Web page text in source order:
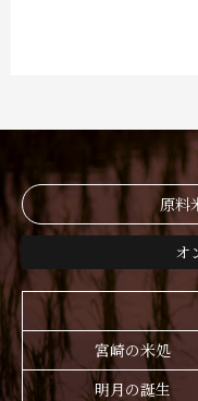
原料
オ
宮崎の米処
明月の誕生